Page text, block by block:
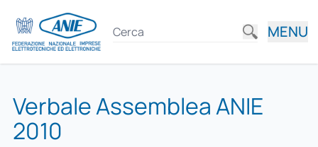
MENU
Verbale Assemblea ANIE
2010